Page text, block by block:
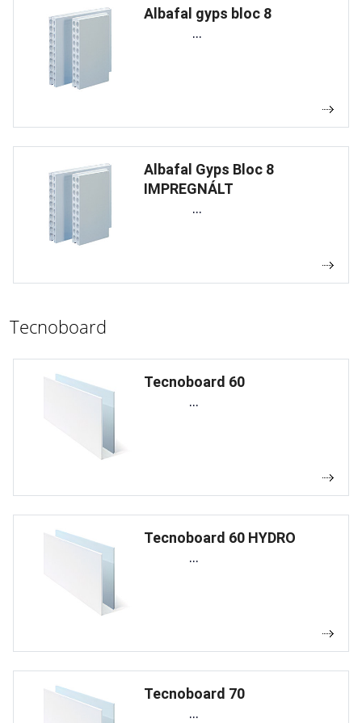
Albafal gyps bloc 8
...
Albafal Gyps Bloc 8
IMPREGNÁLT
...
Tecnoboard
Tecnoboard 60
...
Tecnoboard 60 HYDRO
...
Tecnoboard 70
...